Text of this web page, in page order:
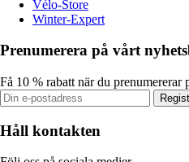
Vélo-Store
Winter-Expert
Prenumerera på vårt
Få 10 % rabatt när du prenumererar
Håll kontakten